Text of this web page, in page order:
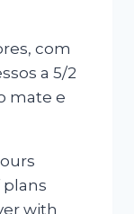
com
a 5/2
mate e
with